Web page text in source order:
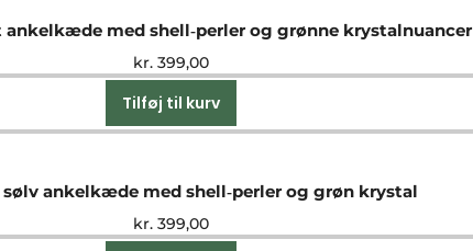
ankelkæde med shell‑perler og grønne krystalnuancer
kr.399,00
Tilføj til kurv
ankelkæde med shell‑perler og grøn krystal
kr.399,00